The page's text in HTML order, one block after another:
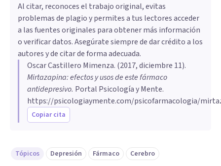
Al citar, reconoces el trabajo original, evitas
problemas de plagio y permites a tus lectores acceder
a las fuentes originales para obtener más información
o verificar datos. Asegúrate siempre de dar crédito a los
autores y de citar de forma adecuada.
Oscar Castillero Mimenza. (2017, diciembre 11).
Mirtazapina: efectos y usos de este fármaco
antidepresivo. Portal Psicología y Mente.
https://psicologiaymente.com/psicofarmacologia/
Copiar cita
Tópicos Depresión Fármaco Cerebro